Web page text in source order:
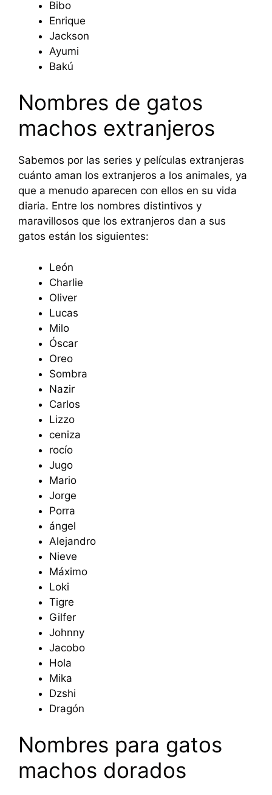
Bibo
Enrique
Jackson
Ayumi
Bakú
Nombres de gatos
machos extranjeros
Sabemos por las series y películas extranjeras
cuánto aman los extranjeros a los animales, ya
que a menudo aparecen con ellos en su vida
diaria. Entre los nombres distintivos y
maravillosos que los extranjeros dan a sus
gatos están los siguientes:
León
Charlie
Oliver
Lucas
Milo
Óscar
Oreo
Sombra
Nazir
Carlos
Lizzo
ceniza
rocío
Jugo
Mario
Jorge
Porra
ángel
Alejandro
Nieve
Máximo
Loki
Tigre
Gilfer
Johnny
Jacobo
Hola
Mika
Dzshi
Dragón
Nombres para gatos
machos dorados